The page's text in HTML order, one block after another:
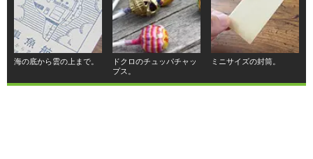
海の底から雲の上まで。
ドクロのチュッパチャッ
プス。
ミニサイズの封筒。